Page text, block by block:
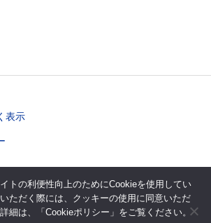
表示
トの利便性向上のためにCookieを使用してい
ただく際には、クッキーの使用に同意いただ
細は、「Cookieポリシー」をご覧ください。